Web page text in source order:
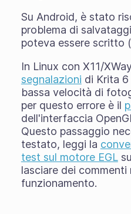
Su Android, è stato
problema di
poteva essere scritto (
In Linux con X11/
segnalazioni di Krita 6
bassa velocità di
per questo errore è il
dell'interfaccia
Questo passaggio
testato, leggi la
test sul motore EGL
lasciare dei commenti
funzionamento.